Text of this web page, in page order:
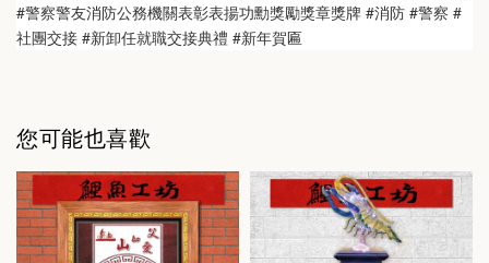
#警察警友消防公務機關表彰表揚功勳獎勵獎章獎牌 #消防 #警察 #
社團交接 #新卸任就職交接典禮 #新年賀匾
您可能也喜歡